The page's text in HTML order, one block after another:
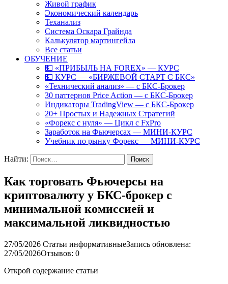
Живой график
Экономический календарь
Теханализ
Система Оскара Грайнда
Калькулятор мартингейла
Все статьи
ОБУЧЕНИЕ
💵 «ПРИБЫЛЬ НА FOREX» — КУРС
💵 КУРС — «БИРЖЕВОЙ СТАРТ С БКС»
«Технический анализ» — с БКС-Брокер
30 паттернов Price Action — с БКС-Брокер
Индикаторы TradingView — с БКС-Брокер
20+ Простых и Надежных Стратегий
«Форекс с нуля» — Цикл с FxPro
Заработок на Фьючерсах — МИНИ-КУРС
Учебник по рынку Форекс — МИНИ-КУРС
Найти:
Как торговать Фьючерсы на
криптовалюту у БКС-брокер с
минимальной комиссией и
максимальной ликвидностью
27/05/2026 Статьи информативныеЗапись обновлена:
27/05/2026Отзывов: 0
Открой содержание статьи